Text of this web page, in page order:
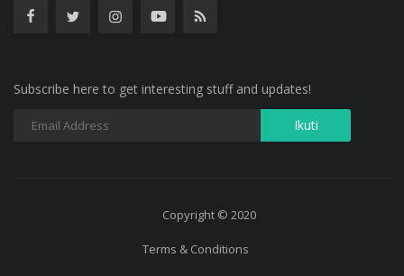
Subscribe here to get interesting stuff and updates!
Copyright © 2020
Terms & Conditions